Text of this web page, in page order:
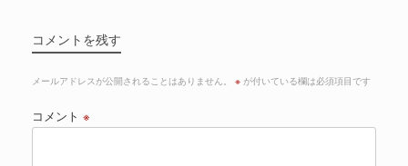
コメントを残す
メールアドレスが公開されることはありません。 ※ が付いている欄は必須項目です
コメント ※